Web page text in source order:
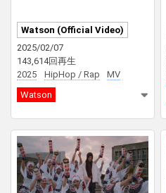
Watson (Official Video)
2025/02/07
143,614回再生
2025
HipHop / Rap
MV
Watson